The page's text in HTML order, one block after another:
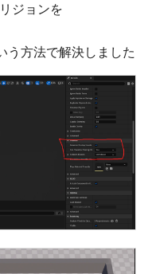
ジョンを
う方法で解決しました